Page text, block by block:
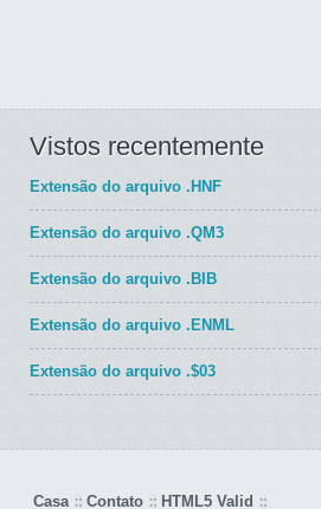
Vistos recentemente
Extensão do arquivo .HNF
Extensão do arquivo .QM3
Extensão do arquivo .BIB
Extensão do arquivo .ENML
Extensão do arquivo .$03
Casa Contato HTML5 Valid